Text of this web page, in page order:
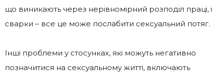
що виникають через нерівномірний розподіл праці, і
сварки – все це може послабити сексуальний потяг.
Інші проблеми у стосунках, які можуть негативно
позначитися на сексуальному житті, включають